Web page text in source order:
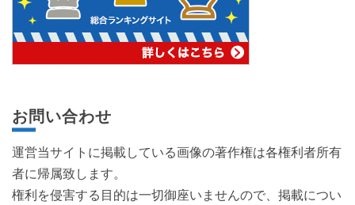
お問い合わせ
運営当サイトに掲載している画像の著作権は各権利者所有
者に帰属致します。
権利を侵害する目的は一切御座いませんので、掲載につい